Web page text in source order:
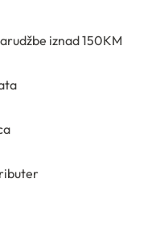
iznad 150KM